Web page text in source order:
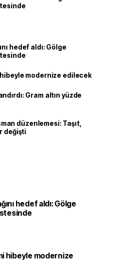
hedef aldı: Gölge
modernize edilecek
Gram altın yüzde
düzenlemesi: Taşıt,
değişti
hedef aldı: Gölge
hibeyle modernize